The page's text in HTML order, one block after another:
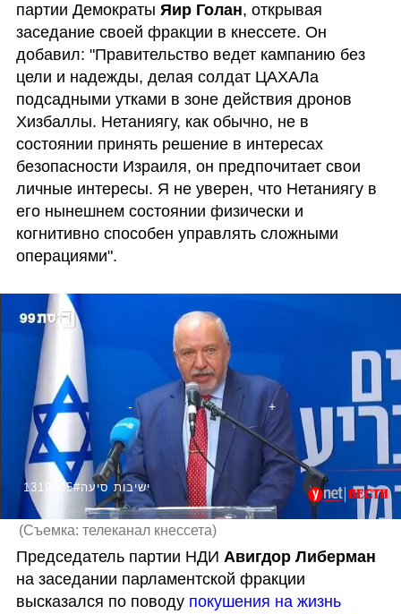
партии Демократы Яир Голан, открывая
заседание своей фракции в кнессете. Он
добавил: "Правительство ведет кампанию без
цели и надежды, делая солдат ЦАХАЛа
подсадными утками в зоне действия дронов
Хизбаллы. Нетаниягу, как обычно, не в
состоянии принять решение в интересах
безопасности Израиля, он предпочитает свои
личные интересы. Я не уверен, что Нетаниягу в
его нынешнем состоянии физически и
когнитивно способен управлять сложными
операциями".
1319905#ישיבות סיעה
(Съемка: телеканал кнессета)
Председатель партии НДИ Авигдор Либерман
на заседании парламентской фракции
высказался по поводу покушения на жизнь